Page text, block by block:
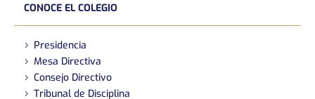
CONOCE EL COLEGIO
Presidencia
Mesa Directiva
Consejo Directivo
Tribunal de Disciplina